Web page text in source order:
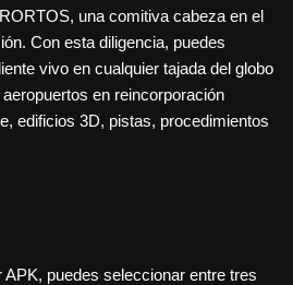
una comitiva cabeza en el
Con esta diligencia, puedes
vivo en cualquier tajada del globo
en reincorporación
edificios 3D, pistas, procedimientos
puedes seleccionar entre tres